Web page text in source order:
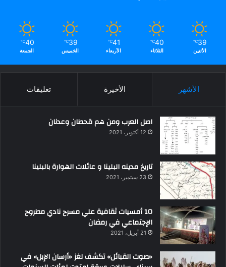
39
℃
الأثنين
40
℃
الثلاثاء
41
℃
الأربعاء
39
℃
الخميس
40
℃
الجمعة
الأشهر الأخيرة تعليقات
اصل العرب ومن هم قحطان وعدنان
12 أكتوبر، 2021
تاريخ مدينه البلينا و عائلات الهوارة بالبلينا
23 سبتمبر، 2021
10 أمسيات ثقافية علي مسرح نادي مطروح
الإجتماعي في رمضان
21 أبريل، 2021
«صوت القبائل» تكشف لغز «أرسان الإبل» في